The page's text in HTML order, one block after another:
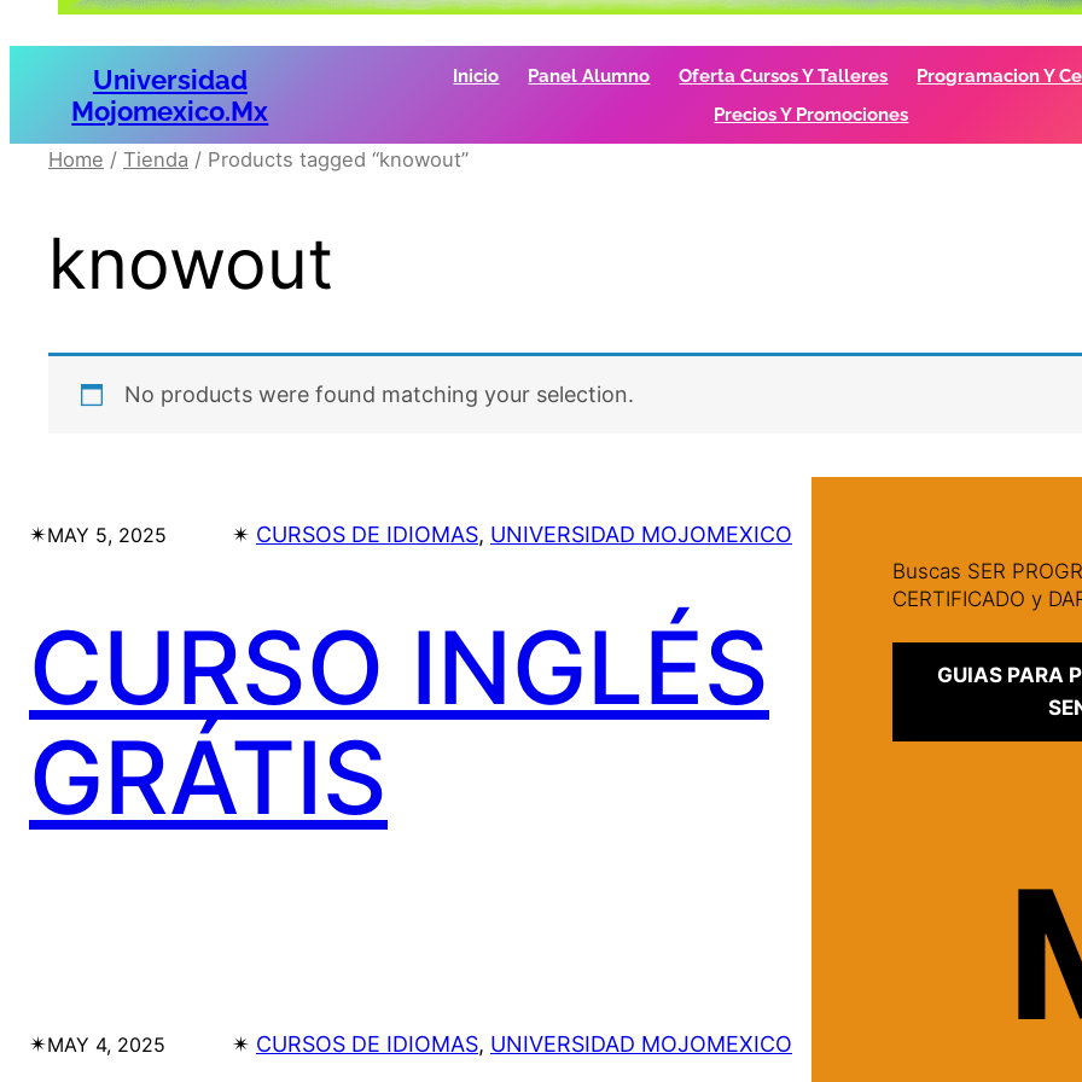
Universidad
Mojomexico.mx
Inicio Panel Alumno Oferta Cursos Y Talleres
Programacion Y
Precios Y Promociones
Home / Tienda / Products tagged “knowout”
knowout
No products were found matching your selection.
✴︎MAY 5, 2025 ✴︎ CURSOS DE IDIOMAS, UNIVERSIDAD MOJOMEXICO
CURSO INGLÉS
GRÁTIS
✴︎MAY 4, 2025 ✴︎ CURSOS DE IDIOMAS, UNIVERSIDAD MOJOMEXICO
Buscas SER
CERTIFICADO y
GUIAS PARA